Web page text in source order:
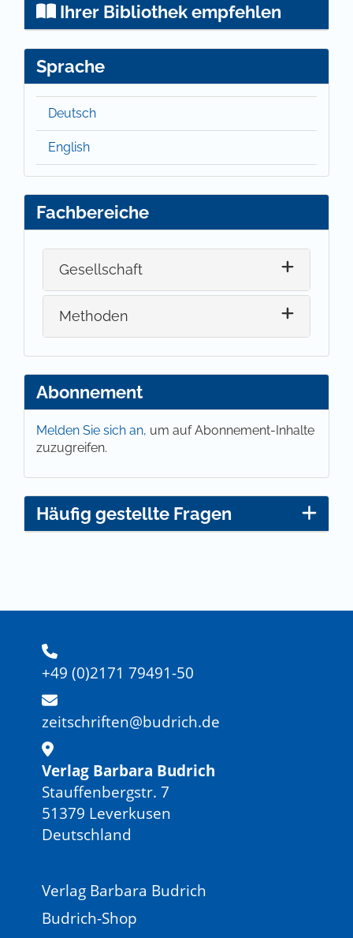
Ihrer Bibliothek empfehlen
Sprache
Deutsch
English
Fachbereiche
Gesellschaft
Methoden
Abonnement
Melden Sie sich an, um auf Abonnement-Inhalte
zuzugreifen.
Häufig gestellte Fragen
+49 (0)2171 79491-50
zeitschriften@budrich.de
Verlag Barbara Budrich
Stauffenbergstr. 7
51379 Leverkusen
Deutschland
Verlag Barbara Budrich
Budrich-Shop